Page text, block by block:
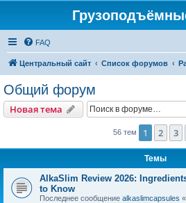
FAQ
Центральный сайт Список форумов
Общий форум
Новая тема
56 тем 1 2 3
Темы
AlkaSlim Review 2026:
to Know
Последнее сообщение alkaslimcapsules «